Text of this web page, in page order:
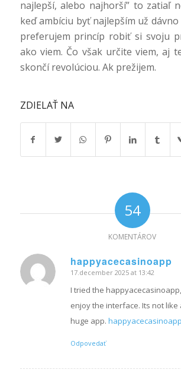
najlepší, alebo najhorší” to zatiaľ
keď ambíciu byť najlepším už
preferujem princíp robiť si svoju
ako viem. Čo však určite viem, aj
skončí revolúciou. Ak prežijem.
ZDIELAŤ NA
54
KOMENTÁROV
happyacecasinoapp
hovorí:
17.december 2025 at 13:42
I tried the happyacecasinoapp,
enjoy the interface. Its not like
huge app. happyacecasinoapp
Odpovedať